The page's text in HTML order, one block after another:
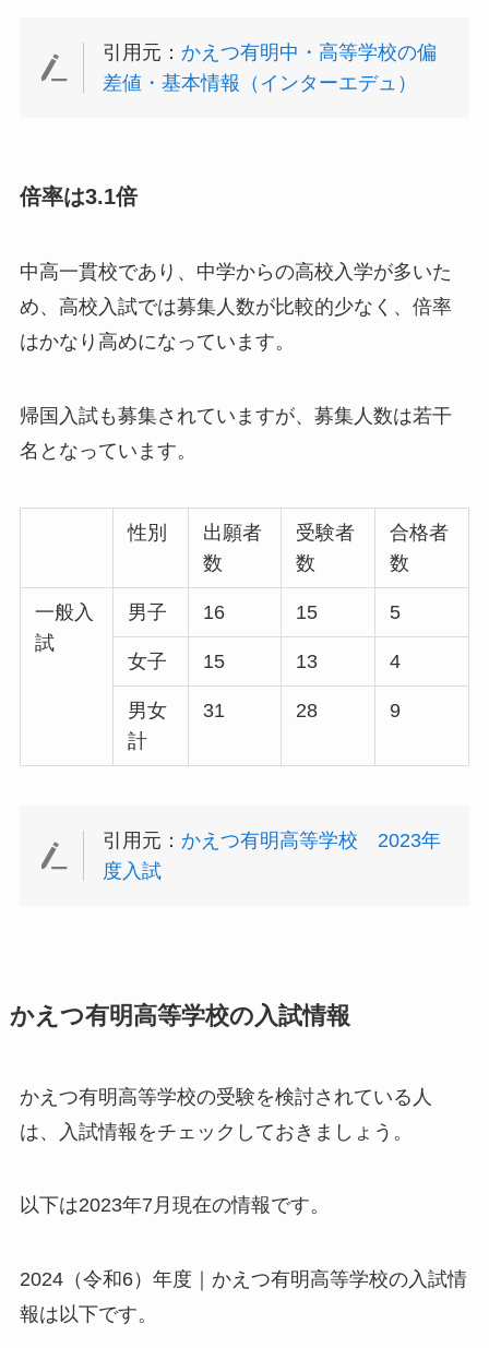
引用元：かえつ有明中・高等学校の偏
差値・基本情報（インターエデュ）
倍率は3.1倍
中高一貫校であり、中学からの高校入学が多いた
め、高校入試では募集人数が比較的少なく、倍率
はかなり高めになっています。
帰国入試も募集されていますが、募集人数は若干
名となっています。
性別
出願者
数
受験者
数
合格者
数
一般入
試
男子 16 15 5
女子 15 13 4
男女
計
31 28 9
引用元：かえつ有明高等学校 2023年
度入試
かえつ有明高等学校の入試情報
かえつ有明高等学校の受験を検討されている人
は、入試情報をチェックしておきましょう。
以下は2023年7月現在の情報です。
2024（令和6）年度｜かえつ有明高等学校の入試情
報は以下です。